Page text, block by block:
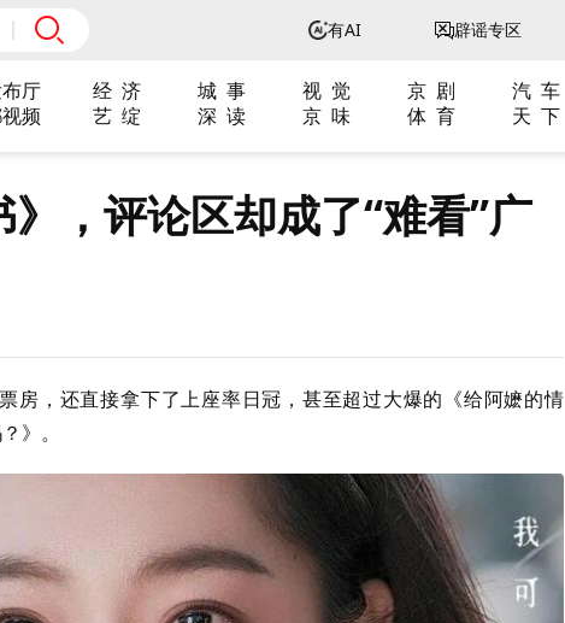
有AI 辟谣专区
厅 经 济 城 事 视 觉 京 剧 汽 车
频 艺 绽 深 读 京 味 体 育 天 下
，评论区却成了“难看”广
房，还直接拿下了上座率日冠 ，甚至超过大爆的《给阿嬷的情
》。